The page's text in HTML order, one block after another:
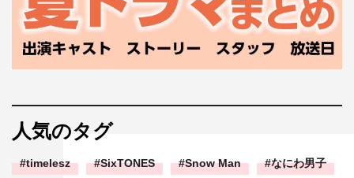
人気のタグ
timelesz SixTONES Snow Man なにわ男子